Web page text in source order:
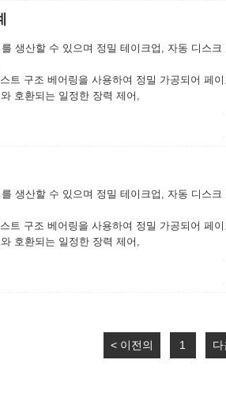
생산할 수 있으며 정밀 테이크업, 자동 디스
트 구조 베어링을 사용하여 정밀 가공되어 페
호환되는 일정한 장력 제어,
로 만들어지며 독립적으로 구동되며 PLC는
에 의한 기존 모터 제어와 비교하여 스윙 로드
을 더 잘 보장합니다.
생산할 수 있으며 정밀 테이크업, 자동 디스
트 구조 베어링을 사용하여 정밀 가공되어 페
호환되는 일정한 장력 제어,
로 만들어지며 독립적으로 구동되며 PLC는
에 의한 기존 모터 제어와 비교하여 스윙 로드
< 이전의 1